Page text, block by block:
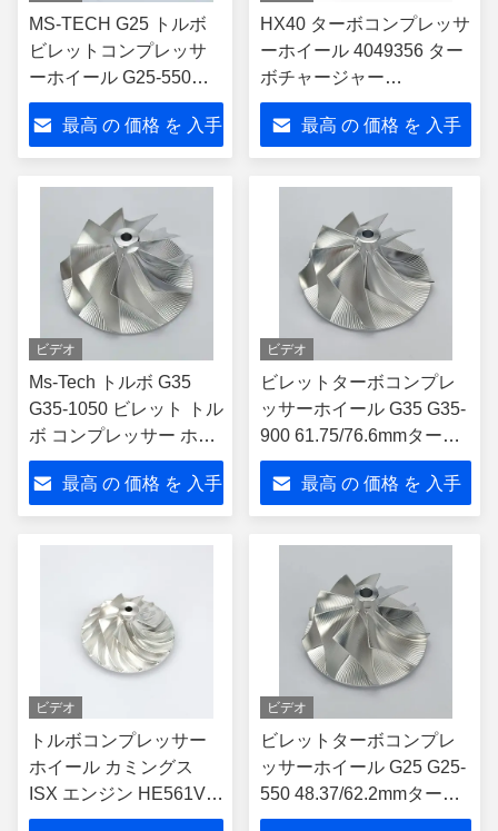
MS-TECH G25 トルボ
ビレットコンプレッサ
ーホイール G25-550
855893-1 858161-2
871389-5002s レース用
車 EXD:60/62.2mm イン
ダクター:48.37mm
最高 の 価格 を 入手
HX40 ターボコンプレッサ
ーホイール 4049356 ター
ボチャージャー
4049355、4029180 用
Cmmins 各種 6CTA、
DCEC エンジン
最高 の 価格 を 入手
ビデオ
Ms-Tech トルボ G35
G35-1050 ビレット トル
ボ コンプレッサー ホイ
ール 68.07/84.44mm
880695-5002s トルボチ
ャージャー
最高 の 価格 を 入手
ビデオ
ビレットターボコンプレ
ッサーホイール G35 G35-
900 61.75/76.6mmターボ
チャージャー 880695-
5001s最高 の 価格 を 入手
ビデオ
トルボコンプレッサー
ホイール カミングス
ISX エンジン HE561V
HE500VG トルボチャー
ビデオ
ビレットターボコンプレ
ッサーホイール G25 G25-
550 48.37/62.2mmターボ
チャージャー 858161-